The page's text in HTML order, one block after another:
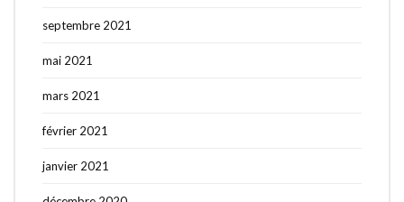
septembre 2021
mai 2021
mars 2021
février 2021
janvier 2021